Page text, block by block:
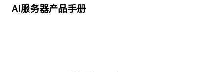
AI服务器产品手册